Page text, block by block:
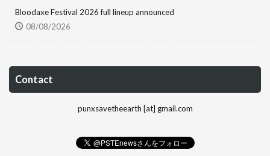
Bloodaxe Festival 2026 full lineup announced
08/08/2026
Contact
punxsavetheearth [at] gmail.com